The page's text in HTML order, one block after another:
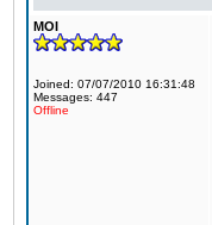
MOI
Joined: 07/07/2010 16:31:48
Messages: 447
Offline